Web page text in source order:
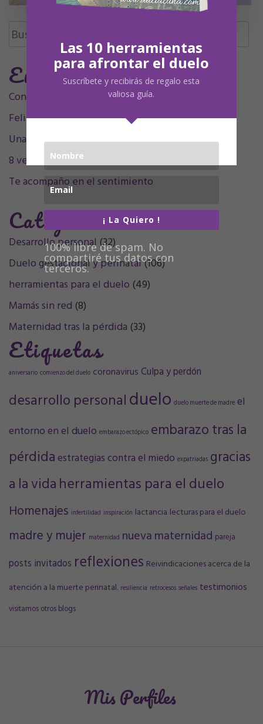
Buscar:
Entradas Recientes
Contigo siempre, siempre en mí, mamá.
Feliz Undécimo cumpleaños, Olivia
Una decada sintigo
8 velitas, 9 plumitas
Te acompaño en el sentimiento
Categorías
Desarrollo personal (32)
Duelo gestacional y perinatal(106)
herramientas para el duelo (49)
Mamás sin red (8)
Maternidad tras la pérdida (33)
Etiquetas
aniversario comienzo del duelo coronavirus Culpa y perdón
desarrollo personalduelo duelo muerte de madre el
entorno en el duelo embarazo ectópico embarazo tras la
pérdida estrategias contra el miedo expatriadas gracias
a la vidaherramientas para el duelo
Homenajes infertilidad inspiración lactancia lecturas para el duelo
madre y mujer maternidad nueva maternidad pareja
posts invitados reflexiones Reivindicaciones acerca de la
atención a la muerte perinatal. resiliencia retrocesos señales testimonios
visitamos otros blogs
Mis Perfiles
Las 10 herramientas
para afrontar el duelo
Suscríbete y recibirás de regalo esta
valiosa guía.
¡ La Quiero !
100% libre de spam. No
compartiré tus datos con
terceros.